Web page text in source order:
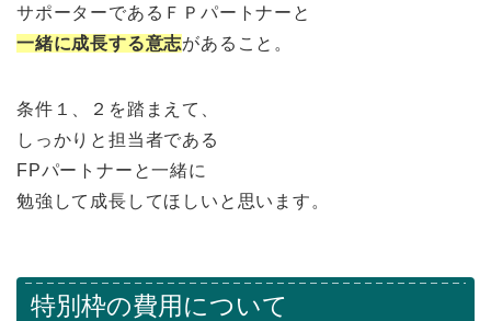
サポーターであるＦＰパートナーと
一緒に成長する意志があること。
条件１、２を踏まえて、
しっかりと担当者である
FPパートナーと一緒に
勉強して成長してほしいと思います。
特別枠の費用について